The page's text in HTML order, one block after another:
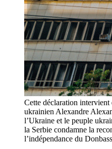
Cette déclaration intervient
ukrainien Alexandre
l’Ukraine et le peuple
la Serbie condamne la
l’indépendance du